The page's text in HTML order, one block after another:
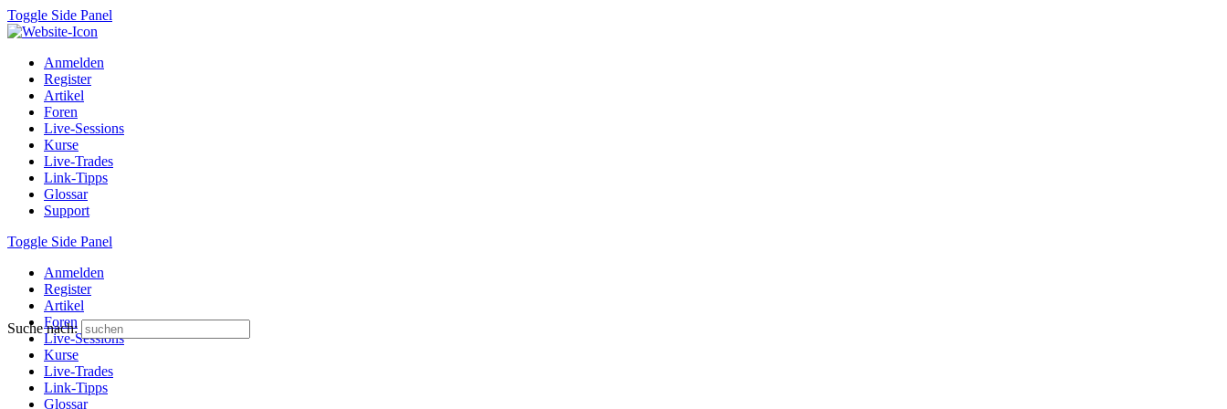
Toggle Side Panel
Anmelden
Register
Artikel
Foren
Live-Sessions
Kurse
Live-Trades
Link-Tipps
Glossar
Support
Toggle Side Panel
Anmelden
Register
Artikel
Foren
Live-Sessions
Kurse
Live-Trades
Link-Tipps
Glossar
Suche nach: